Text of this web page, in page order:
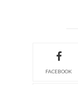
FACEBOOK